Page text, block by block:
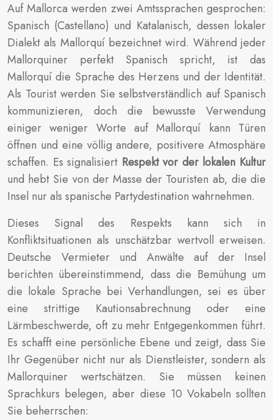
Auf Mallorca werden zwei Amtssprachen gesprochen:
Spanisch (Castellano) und Katalanisch, dessen lokaler
Dialekt als Mallorquí bezeichnet wird. Während jeder
Mallorquiner perfekt Spanisch spricht, ist das
Mallorquí die Sprache des Herzens und der Identität.
Als Tourist werden Sie selbstverständlich auf Spanisch
kommunizieren, doch die bewusste Verwendung
einiger weniger Worte auf Mallorquí kann Türen
öffnen und eine völlig andere, positivere Atmosphäre
schaffen. Es signalisiert Respekt vor der lokalen Kultur
und hebt Sie von der Masse der Touristen ab, die die
Insel nur als spanische Partydestination wahrnehmen.
Dieses Signal des Respekts kann sich in
Konfliktsituationen als unschätzbar wertvoll erweisen.
Deutsche Vermieter und Anwälte auf der Insel
berichten übereinstimmend, dass die Bemühung um
die lokale Sprache bei Verhandlungen, sei es über
eine strittige Kautionsabrechnung oder eine
Lärmbeschwerde, oft zu mehr Entgegenkommen führt.
Es schafft eine persönliche Ebene und zeigt, dass Sie
Ihr Gegenüber nicht nur als Dienstleister, sondern als
Mallorquiner wertschätzen. Sie müssen keinen
Sprachkurs belegen, aber diese 10 Vokabeln sollten
Sie beherrschen: